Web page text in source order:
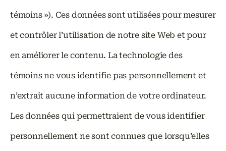
témoins »). Ces données sont utilisées pour mesurer
et contrôler l’utilisation de notre site Web et pour
en améliorer le contenu. La technologie des
témoins ne vous identifie pas personnellement et
n’extrait aucune information de votre ordinateur.
Les données qui permettraient de vous identifier
personnellement ne sont connues que lorsqu’elles